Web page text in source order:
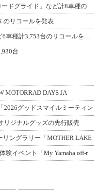
【ハーレー】「スポーツスターS」「ロードグライド」など計8車種のリコールを発表
のリコールを発表
【トライアンフ】ボンネビル T100 など6車種計3,753台のリコールを発表
台
MOTORRAD DAYS JA
2026グッドスマイルミーティン
リジナルグッズの先行販売
ングラリー「MOTHER LAKE
験イベント「My Yamaha off-r